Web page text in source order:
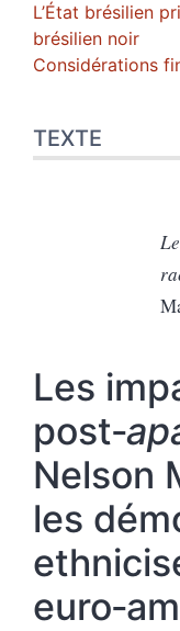
L’État brésilien
brésilien noir
Considérations
TEXTE
Les
post‑
Nelson
les